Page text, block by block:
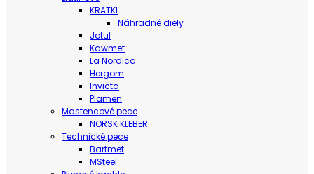
KRATKI
Náhradné diely
Jotul
Kawmet
La Nordica
Hergom
Invicta
Plamen
Mastencové pece
NORSK KLEBER
Technické pece
Bartmet
MSteel